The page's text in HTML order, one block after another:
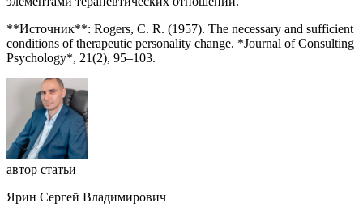
**Источник**: Rogers, C. R. (1957). The necessary and sufficient
conditions of therapeutic personality change. *Journal of Consulting
Psychology*, 21(2), 95–103.
автор статьи
Ярин Сергей Владимирович